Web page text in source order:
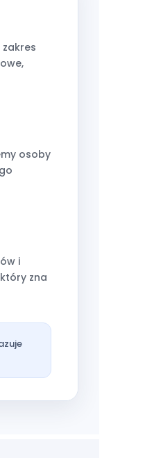
osoby
i
zna